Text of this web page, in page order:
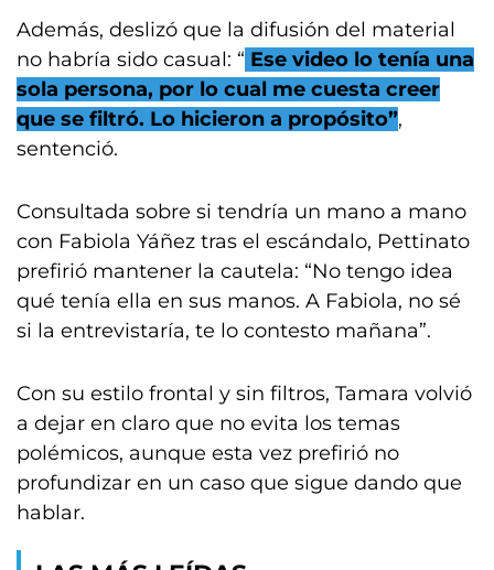
Además, deslizó que la difusión del material
no habría sido casual: “ Ese video lo tenía una
sola persona, por lo cual me cuesta creer
que se filtró. Lo hicieron a propósito”,
sentenció.
Consultada sobre si tendría un mano a mano
con Fabiola Yáñez tras el escándalo, Pettinato
prefirió mantener la cautela: “No tengo idea
qué tenía ella en sus manos. A Fabiola, no sé
si la entrevistaría, te lo contesto mañana”.
Con su estilo frontal y sin filtros, Tamara volvió
a dejar en claro que no evita los temas
polémicos, aunque esta vez prefirió no
profundizar en un caso que sigue dando que
hablar.